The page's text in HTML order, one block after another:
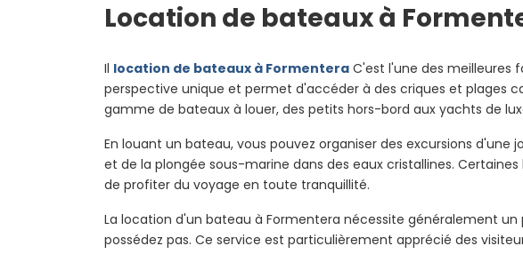
Location de bateaux à
Il location de bateaux à Formentera C'est l'une des meilleures
perspective unique et permet d'accéder à des criques et plages
gamme de bateaux à louer, des petits hors-bord aux yachts de
En louant un bateau, vous pouvez organiser des excursions
et de la plongée sous-marine dans des eaux cristallines.
de profiter du voyage en toute tranquillité.
La location d'un bateau à Formentera nécessite généralement
possédez pas. Ce service est particulièrement apprécié des